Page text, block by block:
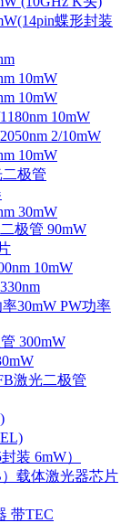
蝶形封装
10mW
10mW
10mW
2/10mW
10mW
二极管
30mW
极管 90mW
10mW
30mW PW功率
300mW
激光二极管
装 6mW）
载体激光器芯片
带TEC